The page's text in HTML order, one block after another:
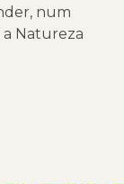
num
Natureza